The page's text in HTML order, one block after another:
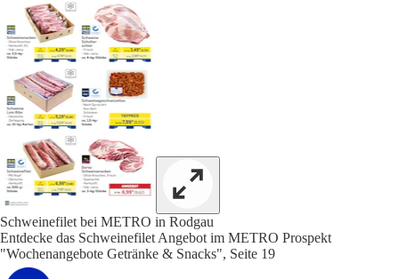
Schweinefilet bei METRO in Rodgau
Entdecke das Schweinefilet Angebot im METRO Prospekt
"Wochenangebote Getränke & Snacks", Seite 19